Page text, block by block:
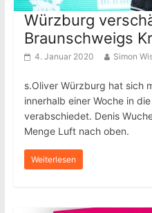
Würzburg
Braunschweigs
4. Januar 2020 Simon
s.Oliver Würzburg hat sich
innerhalb einer Woche in
verabschiedet. Denis
Menge Luft nach oben.
Weiterlesen